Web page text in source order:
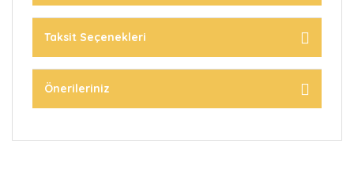
Taksit Seçenekleri
Önerileriniz